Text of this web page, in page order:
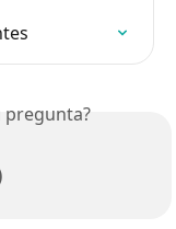
pregunta?